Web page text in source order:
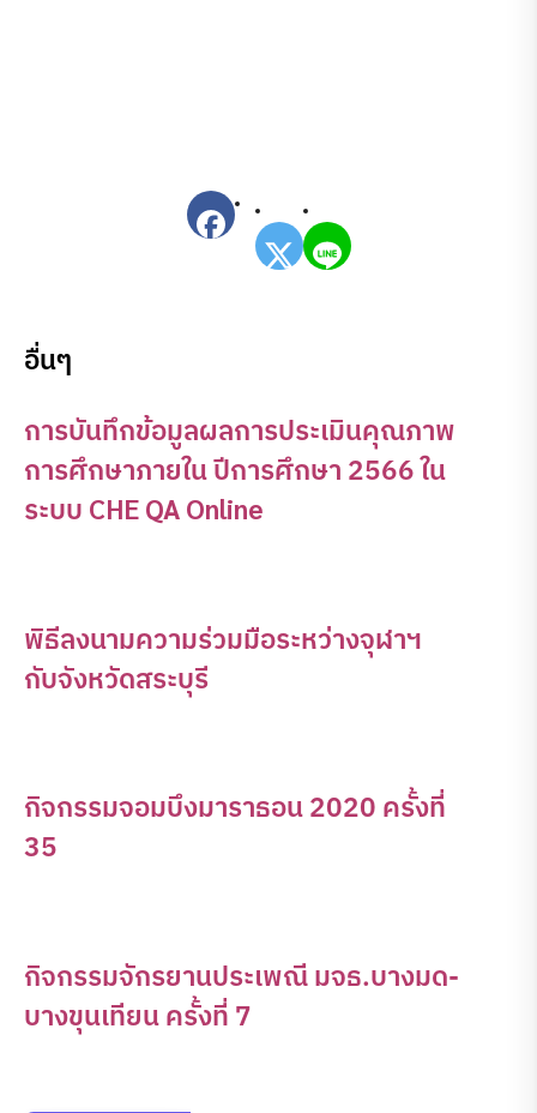
อื่นๆ
การบันทึกข้อมูลผลการประเมินคุณภาพ
การศึกษาภายใน ปีการศึกษา 2566 ใน
ระบบ CHE QA Online
พิธีลงนามความร่วมมือระหว่างจุฬาฯ
กับจังหวัดสระบุรี
กิจกรรมจอมบึงมาราธอน 2020 ครั้งที่
35
กิจกรรมจักรยานประเพณี มจธ.บางมด-
บางขุนเทียน ครั้งที่ 7